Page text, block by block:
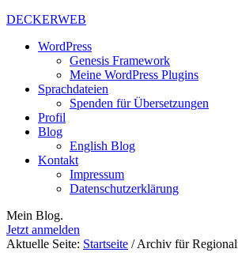
DECKERWEB
WordPress
Genesis Framework
Meine WordPress Plugins
Sprachdateien
Spenden für Übersetzungen
Profil
Blog
English Blog
Kontakt
Impressum
Datenschutzerklärung
Mein Blog.
Jetzt anmelden
Aktuelle Seite: Startseite /Archiv für